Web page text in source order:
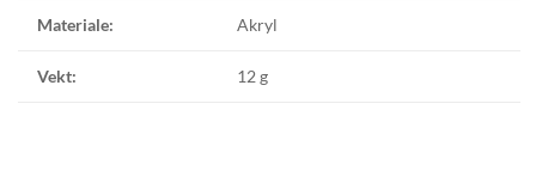
Materiale: Akryl
Vekt: 12 g